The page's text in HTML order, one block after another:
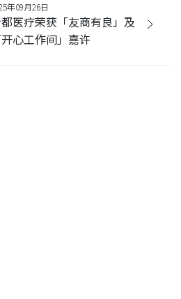
年09月26日
医疗荣获「友商有良」及
开心工作间」嘉许